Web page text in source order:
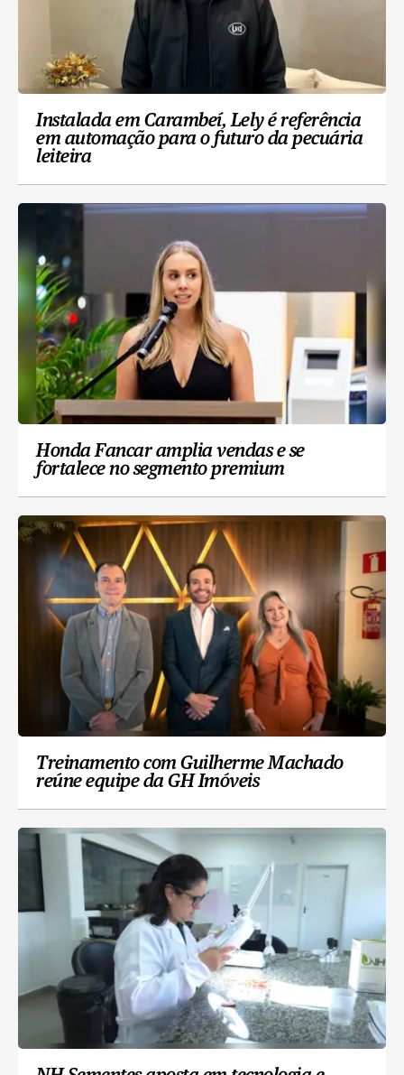
Instalada em Carambeí, Lely é referência
em automação para o futuro da pecuária
leiteira
Honda Fancar amplia vendas e se
fortalece no segmento premium
Treinamento com Guilherme Machado
reúne equipe da GH Imóveis